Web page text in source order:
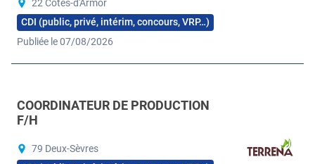
22 Côtes-d'Armor
CDI (public, privé, intérim, concours, VRP…)
Publiée le 07/08/2026
COORDINATEUR DE PRODUCTION
F/H
79 Deux-Sèvres